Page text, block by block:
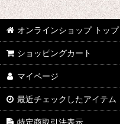
オンラインショップ トップ
ショッピングカート
マイページ
最近チェックしたアイテム